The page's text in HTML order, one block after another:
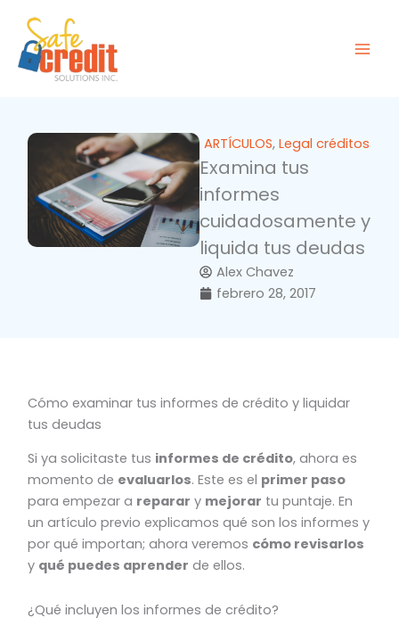
contenido
ARTÍCULOS, Legal créditos
Examina tus
informes
cuidadosamente y
liquida tus deudas
Alex Chavez
febrero 28, 2017
Cómo examinar tus informes de crédito y liquidar
tus deudas
Si ya solicitaste tus informes de crédito, ahora es
momento de evaluarlos. Este es el primer paso
para empezar a reparar y mejorar tu puntaje. En
un artículo previo explicamos qué son los informes y
por qué importan; ahora veremos cómo revisarlos
y qué puedes aprender de ellos.
¿Qué incluyen los informes de crédito?